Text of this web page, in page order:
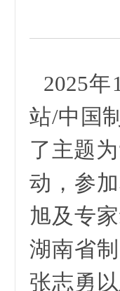
2025
站/中国
了主题
动，参
旭及专
湖南省
张志勇